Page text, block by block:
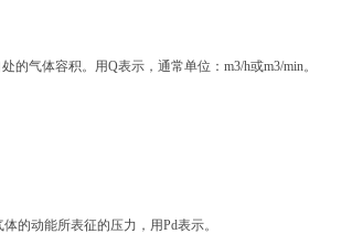
的气体容积。用Q表示，通常单位：m3/h或m3/min。
的动能所表征的压力，用Pd表示。